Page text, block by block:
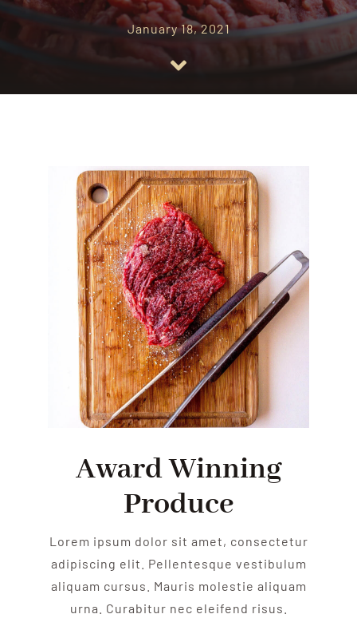
January 18, 2021
Award Winning
Produce
Lorem ipsum dolor sit amet, consectetur
adipiscing elit. Pellentesque vestibulum
aliquam cursus. Mauris molestie aliquam
urna. Curabitur nec eleifend risus.